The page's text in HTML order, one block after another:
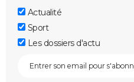
Actualité
Sport
Les dossiers d'actu